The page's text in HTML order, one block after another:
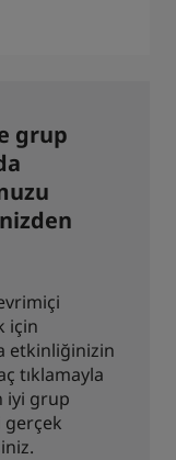
grup
için
etkinliğinizin
tıklamayla
iyi grup
gerçek